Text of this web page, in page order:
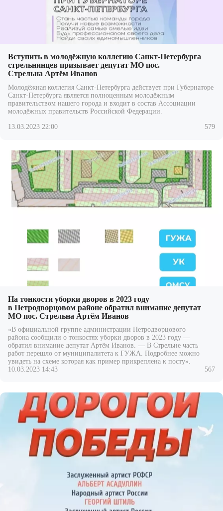
Вступить в молодёжную коллегию Санкт-Петербурга
стрельнинцев призывает депутат МО пос.
Стрельна Артём Иванов
Молодёжная коллегия Санкт‑Петербурга действует при Губернаторе
Санкт‑Петербурга является полноценным молодёжным
правительством нашего города и входит в состав Ассоциации
молодёжныхправительств Российской Федерации.
13.03.2023 22:00 579
На тонкости уборки дворов в 2023 году
в Петродворцовом районе обратил внимание депутат
МО пос. Стрельна Артём Иванов
«В официальной группе администрации Петродворцового
района сообщили о тонкостях уборки дворов в 2023 году —
обратил внимание депутат Артём Иванов. — В Стрельне часть
работ перешло от муниципалитета к ГУЖА. Подробнее можно
увидеть на схеме которая как пример прикреплена к посту».
10.03.2023 14:43
567